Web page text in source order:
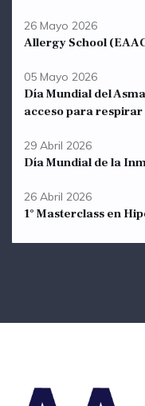
26 Mayo 2026
Allergy School
05 Mayo 2026
Día Mundial del
acceso para
29 Abril 2026
Día Mundial de la
26 Abril 2026
1° Masterclass en